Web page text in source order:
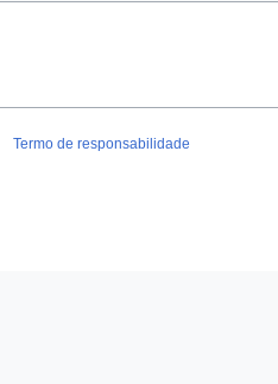
Termo de responsabilidade